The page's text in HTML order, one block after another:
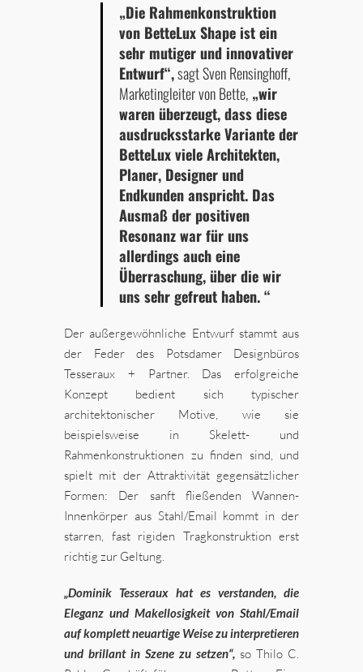
„Die Rahmenkonstruktion
von BetteLux Shape ist ein
sehr mutiger und innovativer
Entwurf“,sagt Sven Rensinghoff,
Marketingleiter von Bette, „wir
waren überzeugt, dass diese
ausdrucksstarke Variante der
BetteLux viele Architekten,
Planer, Designer und
Endkunden anspricht. Das
Ausmaß der positiven
Resonanz war für uns
allerdings auch eine
Überraschung, über die wir
uns sehr gefreut haben. “
Der außergewöhnliche Entwurf stammt aus
der Feder des Potsdamer Designbüros
Tesseraux + Partner. Das erfolgreiche
Konzept bedient sich typischer
architektonischer Motive, wie sie
beispielsweise in Skelett- und
Rahmenkonstruktionen zu finden sind, und
spielt mit der Attraktivität gegensätzlicher
Formen: Der sanft fließenden Wannen-
Innenkörper aus Stahl/Email kommt in der
starren, fast rigiden Tragkonstruktion erst
richtig zur Geltung.
„Dominik Tesseraux hat es verstanden, die
Eleganz und Makellosigkeit von Stahl/Email
auf komplett neuartige Weise zu interpretieren
und brillant in Szene zu setzen“, so Thilo C.